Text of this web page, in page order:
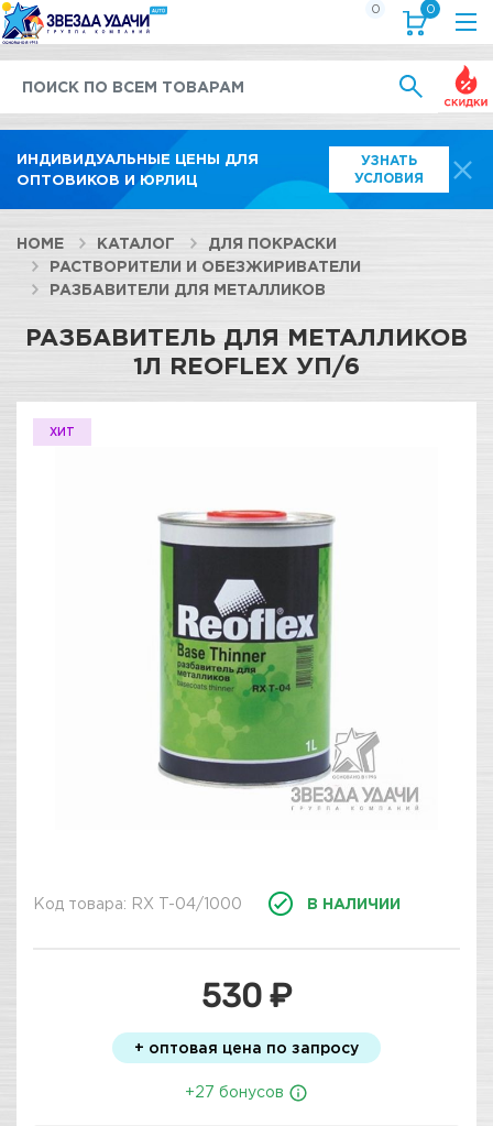
ИНДИВИДУАЛЬНЫЕ ЦЕНЫ ДЛЯ
ОПТОВИКОВ И ЮРЛИЦ
УЗНАТЬ
УСЛОВИЯ
0 0
HOME КАТАЛОГ
ДЛЯ ПОКРАСКИ
РАСТВОРИТЕЛИ И ОБЕЗЖИРИВАТЕЛИ
РАЗБАВИТЕЛИ ДЛЯ МЕТАЛЛИКОВ
РАЗБАВИТЕЛЬ ДЛЯ МЕТАЛЛИКОВ
1Л REOFLEX УП/6
ХИТ
Код товара: RX T-04/1000 В НАЛИЧИИ
530 ₽
+ оптовая цена по запросу
+27 бонусов